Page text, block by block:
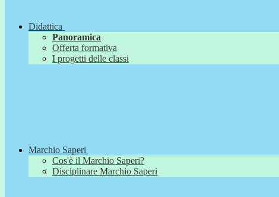
Didattica
Panoramica
Offerta formativa
I progetti delle classi
Marchio Saperi
Cos'è il Marchio Saperi?
Disciplinare Marchio Saperi